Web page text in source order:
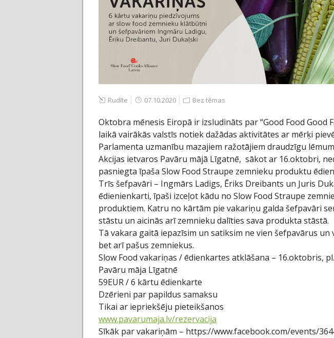
Rudīte 07.10.2020 Bez tēmas
Oktobra mēnesis Eiropā ir izsludināts par “Good Food Good
laikā vairākās valstīs notiek dažādas aktivitātes ar mērķi
Parlamenta uzmanību mazajiem ražotājiem draudzīgu
Akcijas ietvaros Pavāru mājā Līgatnē, sākot ar 16.oktobri,
pasniegta īpaša Slow Food Straupe zemnieku produktu
Trīs šefpavāri – Ingmārs Ladigs, Ēriks Dreibants un Juris
ēdienienkarti, īpaši izceļot kādu no Slow Food Straupe
produktiem. Katru no kārtām pie vakariņu galda šefpavāri
stāstu un aicinās arī zemnieku dalīties sava produkta stāstā.
Tā vakara gaitā iepazīsim un satiksim ne vien šefpavārus un
bet arī pašus zemniekus.
Slow Food vakariņas / ēdienkartes atklāšana – 16.oktobris,
Pavāru māja Līgatnē
59EUR / 6 kārtu ēdienkarte
Dzērieni par papildus samaksu
Tikai ar iepriekšēju pieteikšanos
www.pavarumaja.lv/rezervacija
Sīkāk par vakariņām – https://www.facebook.com/events/